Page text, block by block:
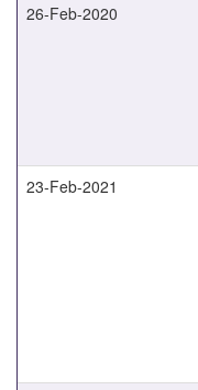
26-Feb-2020
23-Feb-2021